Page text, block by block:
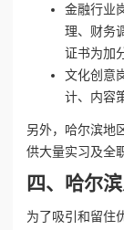
金融行业
理、财务
证书为加
文化创意
计、内容
另外，哈尔滨地
供大量实习及全
四、哈尔
为了吸引和留住